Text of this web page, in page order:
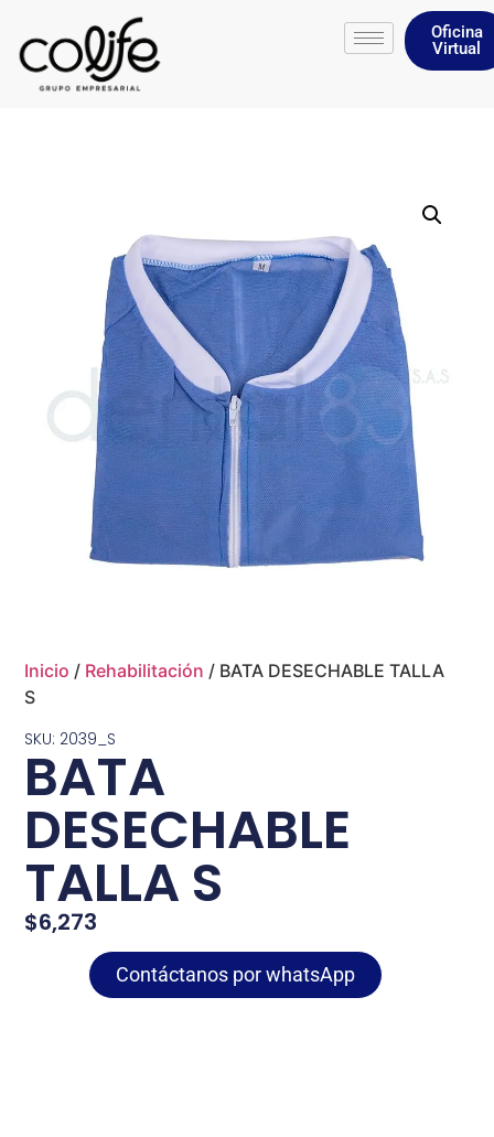
Oficina
Virtual
Inicio / Rehabilitación / BATA DESECHABLE TALLA
S
SKU: 2039_S
BATA
DESECHABLE
TALLA S
$6,273
Contáctanos por whatsApp